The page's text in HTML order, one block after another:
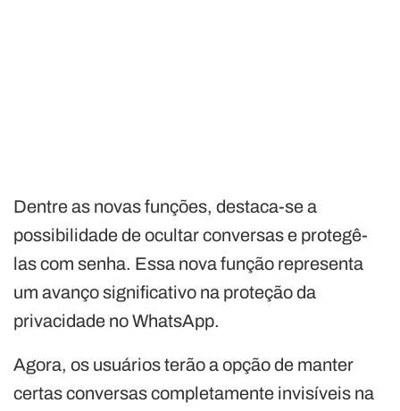
Dentre as novas funções, destaca-se a
possibilidade de ocultar conversas e protegê-
las com senha. Essa nova função representa
um avanço significativo na proteção da
privacidade no WhatsApp.
Agora, os usuários terão a opção de manter
certas conversas completamente invisíveis na